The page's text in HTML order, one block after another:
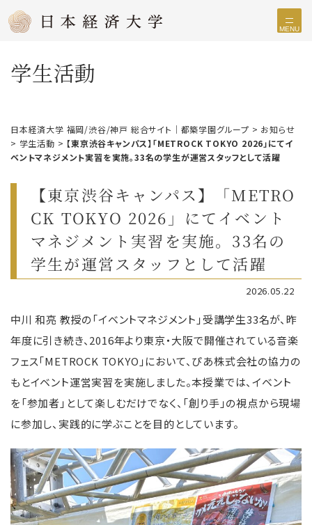
MENU
学生活動
日本経済大学 福岡/渋谷/神戸 総合サイト｜都築学園グループ > お知らせ
> 学生活動 > 【東京渋谷キャンパス】「METROCK TOKYO 2026」にてイ
ベントマネジメント実習を実施。33名の学生が運営スタッフとして活躍
【東京渋谷キャンパス】「METRO
CK TOKYO 2026」にてイベント
マネジメント実習を実施。33名の
学生が運営スタッフとして活躍
2026.05.22
中川 和亮 教授の「イベントマネジメント」受講学生33名が、昨
年度に引き続き、2016年より東京・大阪で開催されている音楽
フェス「METROCK TOKYO」において、ぴあ株式会社の協力の
もとイベント運営実習を実施しました。本授業では、イベント
を「参加者」として楽しむだけでなく、「創り手」の視点から現場
に参加し、実践的に学ぶことを目的としています。